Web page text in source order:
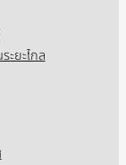
ะยะไกล